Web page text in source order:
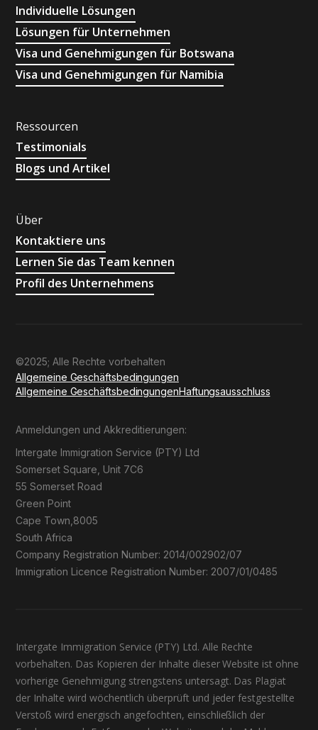
Individuelle Lösungen
Lösungen für Unternehmen
Visa und Genehmigungen für Botswana
Visa und Genehmigungen für Namibia
Ressourcen
Testimonials
Blogs und Artikel
Über
Kontaktiere uns
Lernen Sie das Team kennen
Profil des Unternehmens
©2025; Alle Rechte vorbehalten
Allgemeine Geschäftsbedingungen
Allgemeine GeschäftsbedingungenHaftungsausschluss
Anmeldungen und Akkreditierungen:
Intergate Immigration Service (PTY) Ltd
Somerset Square, Unit 7C6
55 Somerset Road
Green Point
Cape Town,8005
South Africa
Company Registration Number: 2014/002902/07
Immigration Licence Registration Number: 2007/01/0485
Intergate Immigration Service (PTY) Ltd. Alle Rechte
vorbehalten. Das Kopieren der Inhalte dieser Website ist ohne
vorherige Genehmigung strengstens untersagt. Das Plagiat
der Inhalte wird wöchentlich überprüft und jeder festgestellte
Verstoß wird energisch angefochten, einschließlich der